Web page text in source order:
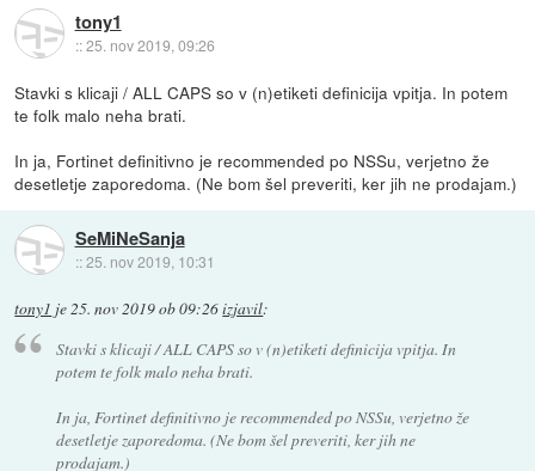
tony1
::25. nov 2019, 09:26
Stavki s klicaji / ALL CAPS so v (n)etiketi definicija vpitja. In potem
te folk malo neha brati.
In ja, Fortinet definitivno je recommended po NSSu, verjetno že
desetletje zaporedoma. (Ne bom šel preveriti, ker jih ne prodajam.)
SeMiNeSanja
::25. nov 2019, 10:31
tony1 je25. nov 2019 ob 09:26izjavil:
Stavki s klicaji / ALL CAPS so v (n)etiketi definicija vpitja. In
potem te folk malo neha brati.
In ja, Fortinet definitivno je recommended po NSSu, verjetno že
desetletje zaporedoma. (Ne bom šel preveriti, ker jih ne
prodajam.)